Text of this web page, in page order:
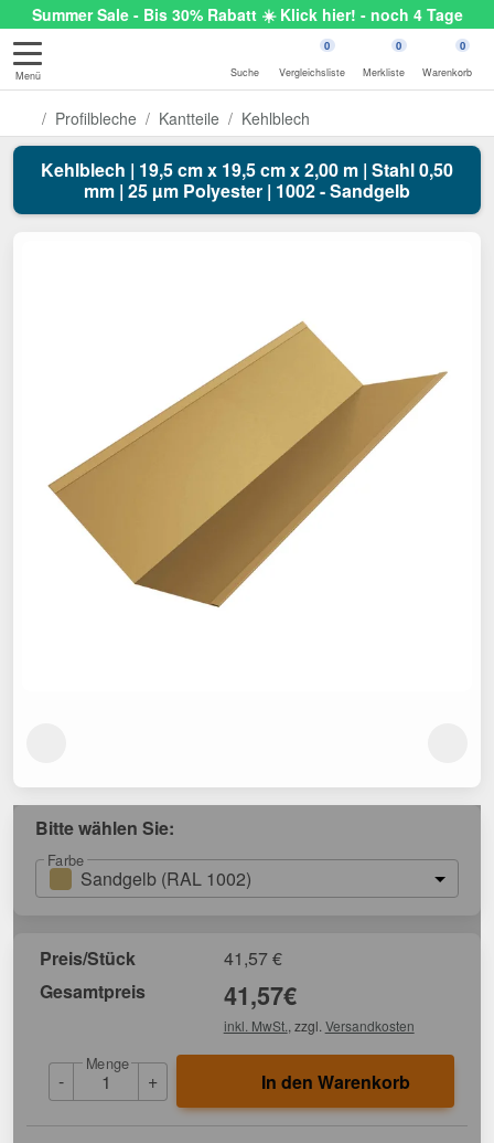
Summer Sale - Bis 30% Rabatt ☀️ Klick hier! - noch 4 Tage
Menü Suche
0
Vergleichsliste
0
Merkliste
0
Warenkorb
Profilbleche Kantteile Kehlblech
Kehlblech | 19,5 cm x 19,5 cm x 2,00 m | Stahl 0,50
mm | 25 µm Polyester | 1002 - Sandgelb
Bitte wählen Sie:
Farbe
Sandgelb (RAL 1002)
Preis/Stück 41,57€
Gesamtpreis
41,57€
inkl. MwSt. , zzgl. Versandkosten
-
Menge
+ In den Warenkorb